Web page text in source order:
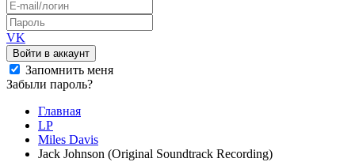
VK
Войти в аккаунт
Запомнить меня
Забыли пароль?
Главная
LP
Miles Davis
Jack Johnson (Original Soundtrack Recording)